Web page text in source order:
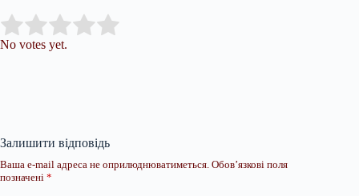
Rate this item:
No votes yet.
Залишити відповідь
Ваша e-mail адреса не оприлюднюватиметься. Обов’язкові поля
позначені *